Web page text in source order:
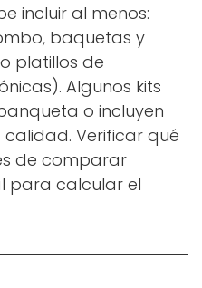
incluir al menos:
baquetas y
platillos de
Algunos kits
o incluyen
Verificar qué
de comparar
para calcular el